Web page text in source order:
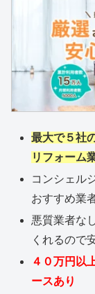
最大で５社
リフォーム
コンシェル
おすすめ業
悪質業者な
くれるので
４０万円以
ースあり